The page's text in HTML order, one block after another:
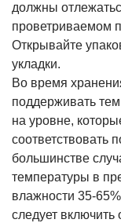
должны
проветриваемом
Открывайте
укладки.
Во время
поддерживать
на уровне,
соответствовать
большинстве
температуры в
влажности 35-
следует